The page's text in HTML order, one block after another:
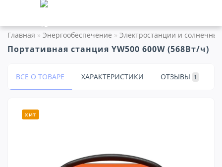
Главная Энергообеспечение Электростанции и
Портативная станция YW500 600W (568Вт/ч)
ВСЕ О ТОВАРЕ ХАРАКТЕРИСТИКИ ОТЗЫВЫ 1
хит